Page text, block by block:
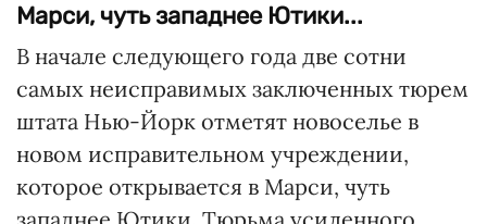
Марси, чуть западнее Ютики...
В начале следующего года две сотни
самых неисправимых заключенных тюрем
штата Нью-Йорк отметят новоселье в
новом исправительном учреждении,
которое открывается в Марси, чуть